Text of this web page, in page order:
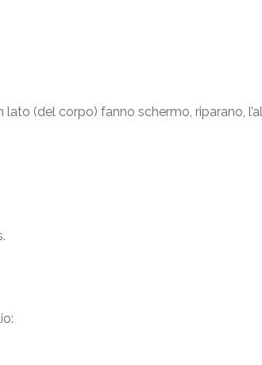
(del corpo) fanno schermo, riparano,